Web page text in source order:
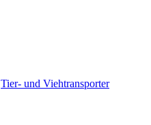
Tier- und Viehtransporter